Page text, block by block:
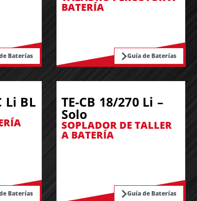
Baterías
BATERÍA
Guía de Baterías
Li BL
Baterías
TE-CB 18/270 Li –
Solo
SOPLADOR DE TALLER
A BATERÍA
Guía de Baterías